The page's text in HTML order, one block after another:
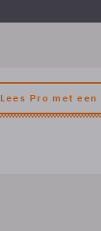
Lees Pro met een